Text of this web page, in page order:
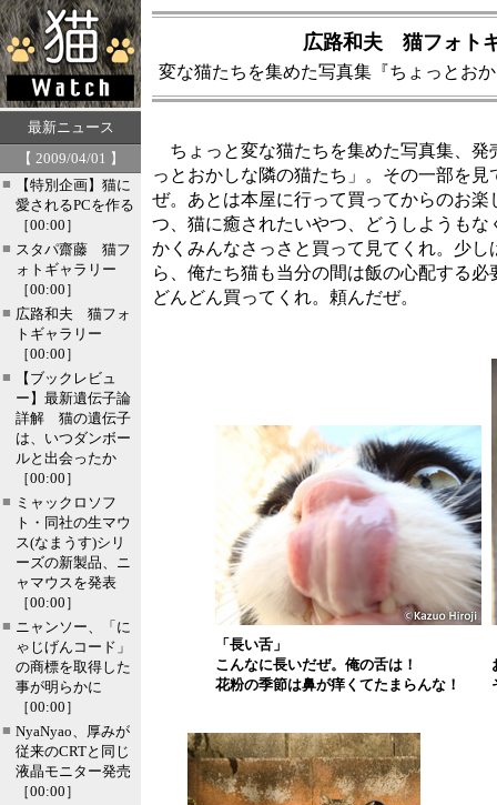
最新ニュース
【 2009/04/01 】
■
【特別企画】猫に
愛されるPCを作る
［00:00］
■ スタパ齋藤 猫フ
ォトギャラリー
［00:00］
■ 広路和夫 猫フォ
トギャラリー
［00:00］
■
【ブックレビュ
ー】最新遺伝子論
詳解 猫の遺伝子
は、いつダンボー
ルと出会ったか
［00:00］
■ ミャックロソフ
ト・同社の生マウ
ス(なまうす)シリ
ーズの新製品、ニ
ャマウスを発表
［00:00］
■ ニャンソー、「に
ゃじげんコード」
の商標を取得した
事が明らかに
［00:00］
■ NyaNyao、厚みが
従来のCRTと同じ
液晶モニター発売
［00:00］
広路和夫 猫フォト
変な猫たちを集めた写真集『ちょっとお
ちょっと変な猫たちを集めた写真集、
っとおかしな隣の猫たち」。その一部を
ぜ。あとは本屋に行って買ってからのお
つ、猫に癒されたいやつ、どうしようも
かくみんなさっさと買って見てくれ。少
ら、俺たち猫も当分の間は飯の心配する
どんどん買ってくれ。頼んだぜ。
「長い舌」
こんなに長いだぜ。俺の舌は！
花粉の季節は鼻が痒くてたまらんな！